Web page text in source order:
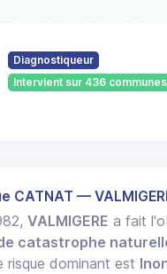
Diagnostiqueur
Intervient sur 436 communes
CATNAT —
VALMIGERE a fait
catastrophe
risque dominant est